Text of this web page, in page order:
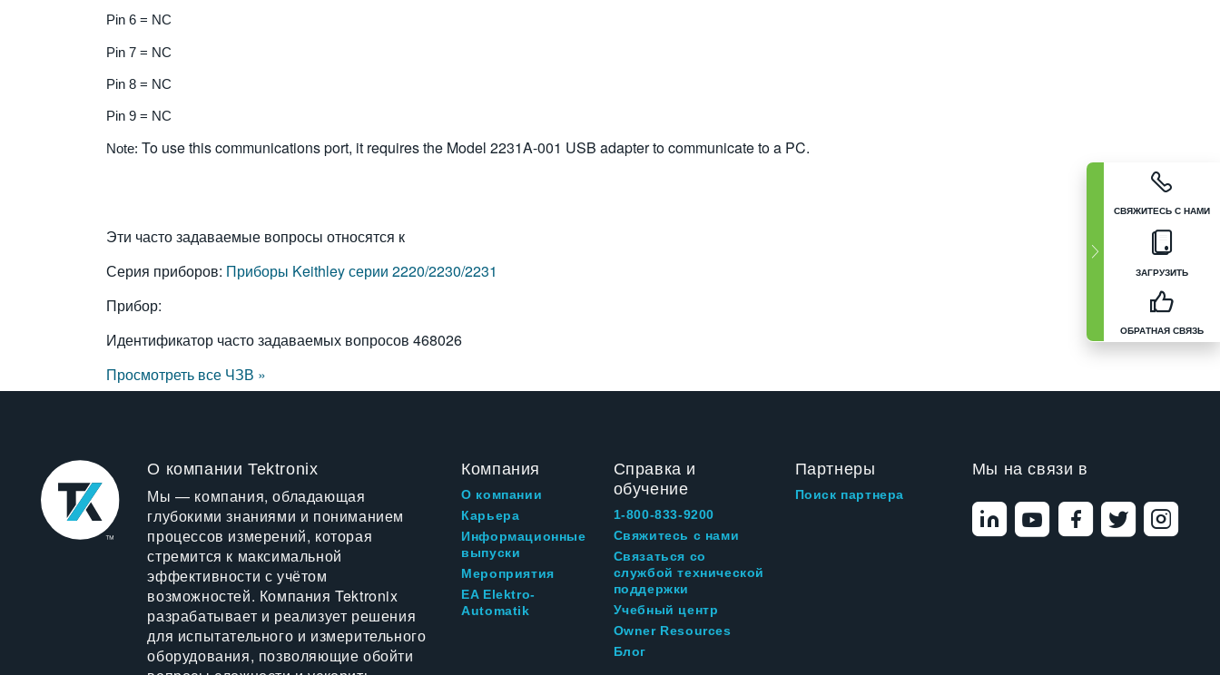
СВЯЖИТЕСЬ С НАМИ
ЗАГРУЗИТЬ
ОБРАТНАЯ СВЯЗЬ
Pin 6 = NC
Pin 7 = NC
Pin 8 = NC
Pin 9 = NC
Note: To use this communications port, it requires the Model 2231A-001 USB adapter to communicate to a PC.
Эти часто задаваемые вопросы относятся к
Серия приборов: Приборы Keithley серии 2220/2230/2231
Прибор:
Идентификатор часто задаваемых вопросов 468026
Просмотреть все ЧЗВ »
О компании Tektronix
Мы — компания, обладающая
глубокими знаниями и пониманием
процессов измерений, которая
стремится к максимальной
эффективности с учётом
возможностей. Компания Tektronix
разрабатывает и реализует решения
для испытательного и измерительного
оборудования, позволяющие обойти
Компания
О компании
Карьера
Информационные
выпуски
Мероприятия
EA Elektro-
Automatik
Справка и
обучение
1-800-833-9200
Свяжитесь с нами
Связаться со
службой технической
поддержки
Учебный центр
Owner Resources
Блог
Партнеры
Поиск партнера
Мы на связи в